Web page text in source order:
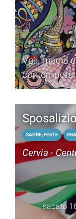
Voli, magia
spiaggia a
SAGRE, FESTE
Cervia -
sabato